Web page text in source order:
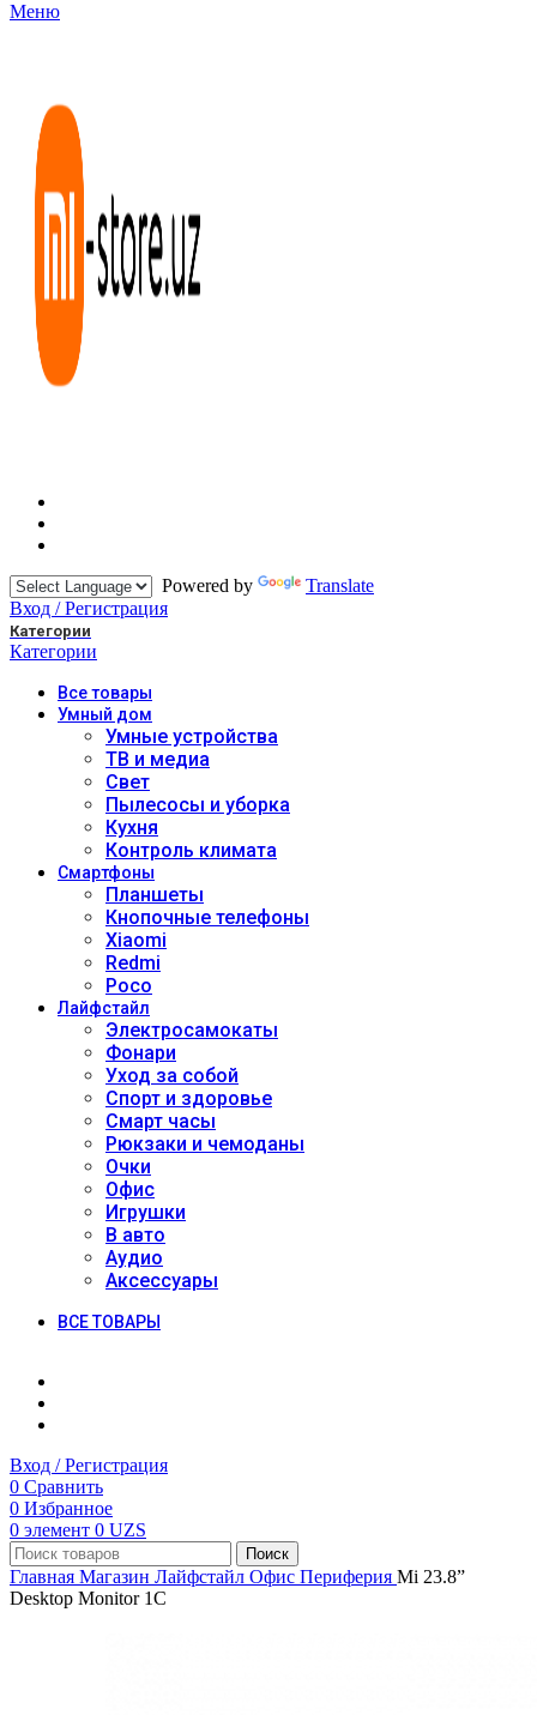
Меню
Powered by
Translate
Вход / Регистрация
Категории
Категории
Всетовары
Умный дом
Умные устройства
ТВ и медиа
Свет
Пылесосы и уборка
Кухня
Контроль климата
Смартфоны
Планшеты
Кнопочные телефоны
Xiaomi
Redmi
Poco
Лайфстайл
Электросамокаты
Фонари
Уход за собой
Спорт и здоровье
Смарт часы
Рюкзаки и чемоданы
Очки
Офис
Игрушки
В авто
Аудио
Аксессуары
ВСЕ ТОВАРЫ
Вход / Регистрация
0 Сравнить
0 Избранное
0 элемент 0 UZS
Поиск
Главная Магазин Лайфстайл Офис Периферия Mi 23.8”
Desktop Monitor 1C